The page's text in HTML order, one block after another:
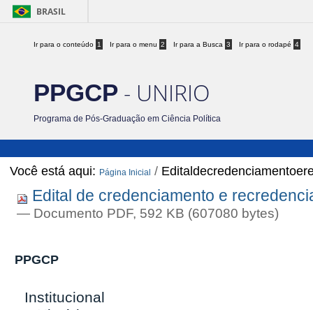
BRASIL
Ir para o conteúdo 1 Ir para o menu 2 Ir para a Busca 3 Ir para o rodapé 4
PPGCP - UNIRIO
Programa de Pós-Graduação em Ciência Política
Você está aqui: Página Inicial /
Edital de credenciamento e
— Documento PDF, 592 KB (607080 bytes)
PPGCP
Institucional